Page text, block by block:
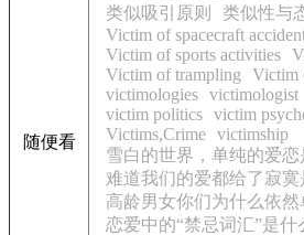
随便看
类似吸引原则
类似性与
Victim of spacecraft
Victim of sports activities
Victim of trampling
Victim
victimologies victimologist
victim politics victim
Victims,Crime victimship
雪白的世界，单纯的爱恋
难道我们的爱都给了寂寞
高龄男女你们为什么依
恋爱中的“禁忌词汇”是什